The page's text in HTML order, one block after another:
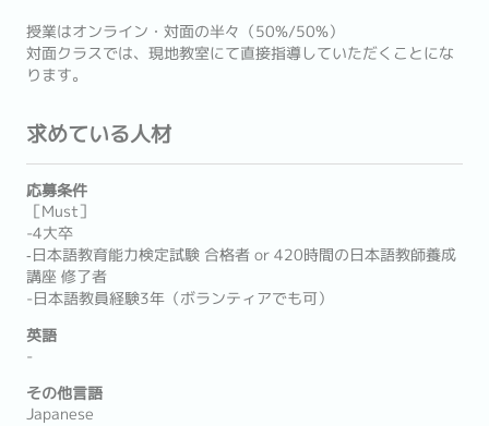
授業はオンライン・対面の半々（50%/50%）
対面クラスでは、現地教室にて直接指導していただくことにな
ります。
求めている人材
応募条件
［Must］
-4大卒
‐日本語教育能力検定試験 合格者 or 420時間の日本語教師養成
講座 修了者
-日本語教員経験3年（ボランティアでも可）
英語
-
その他言語
Japanese